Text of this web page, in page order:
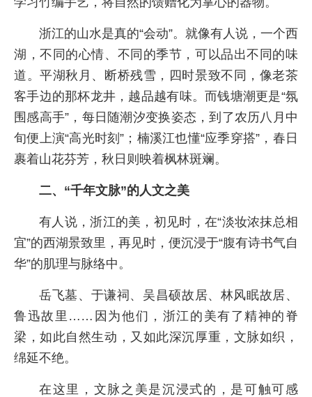
浙江的山水是真的“会动”。就像有人说，一个西
湖，不同的心情、不同的季节，可以品出不同的味
道。平湖秋月、断桥残雪，四时景致不同，像老茶
客手边的那杯龙井，越品越有味。而钱塘潮更是“氛
围感高手”，每日随潮汐变换姿态，到了农历八月中
旬便上演“高光时刻”；楠溪江也懂“应季穿搭”，春日
裹着山花芬芳，秋日则映着枫林斑斓。
二、“千年文脉”的人文之美
有人说，浙江的美，初见时，在“淡妆浓抹总相
宜”的西湖景致里，再见时，便沉浸于“腹有诗书气自
华”的肌理与脉络中。
岳飞墓、于谦祠、吴昌硕故居、林风眠故居、
鲁迅故里……因为他们，浙江的美有了精神的脊
梁，如此自然生动，又如此深沉厚重，文脉如织，
绵延不绝。
在这里，文脉之美是沉浸式的，是可触可感